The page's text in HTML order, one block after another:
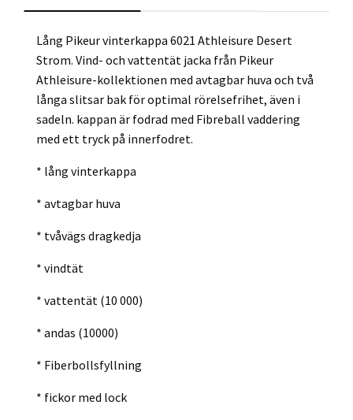
Lång Pikeur vinterkappa 6021 Athleisure Desert
Strom. Vind- och vattentät jacka från Pikeur
Athleisure-kollektionen med avtagbar huva och två
långa slitsar bak för optimal rörelsefrihet, även i
sadeln. kappan är fodrad med Fibreball vaddering
med ett tryck på innerfodret.
* lång vinterkappa
* avtagbar huva
* tvåvägs dragkedja
* vindtät
* vattentät (10 000)
* andas (10000)
* Fiberbollsfyllning
* fickor med lock